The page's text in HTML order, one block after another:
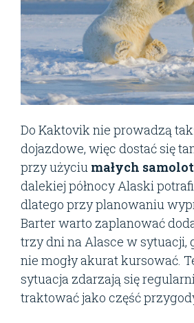
Do Kaktovik nie prowadzą
dojazdowe, więc dostać się
przy użyciu małych
dalekiej północy Alaski potrafi
dlatego przy planowaniu
Barter warto zaplanować
trzy dni na Alasce w sytuacji,
nie mogły akurat kursować.
sytuacja zdarzają się
traktować jako część